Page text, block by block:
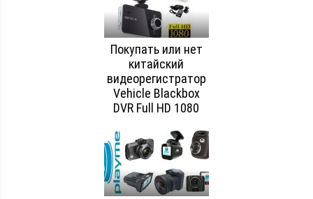
Покупать или нет
китайский
видеорегистратор
Vehicle Blackbox
DVR Full HD 1080